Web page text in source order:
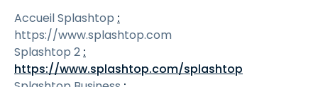
Accueil Splashtop :
https://www.splashtop.com
Splashtop 2 :
https://www.splashtop.com/splashtop